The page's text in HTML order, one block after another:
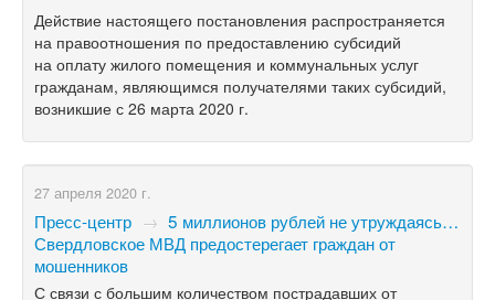
Действие настоящего постановления распространяется
на правоотношения по предоставлению субсидий
на оплату жилого помещения и коммунальных услуг
гражданам, являющимся получателями таких субсидий,
возникшие с 26 марта 2020 г.
27 апреля 2020 г.
Пресс-центр → 5 миллионов рублей не утруждаясь…
Свердловское МВД предостерегает граждан от
мошенников
С связи с большим количеством пострадавших от